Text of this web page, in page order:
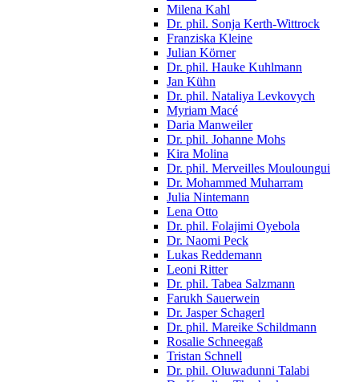
Milena Kahl
Dr. phil. Sonja Kerth-Wittrock
Franziska Kleine
Julian Körner
Dr. phil. Hauke Kuhlmann
Jan Kühn
Dr. phil. Nataliya Levkovych
Myriam Macé
Daria Manweiler
Dr. phil. Johanne Mohs
Kira Molina
Dr. phil. Merveilles Mouloungui
Dr. Mohammed Muharram
Julia Nintemann
Lena Otto
Dr. phil. Folajimi Oyebola
Dr. Naomi Peck
Lukas Reddemann
Leoni Ritter
Dr. phil. Tabea Salzmann
Farukh Sauerwein
Dr. Jasper Schagerl
Dr. phil. Mareike Schildmann
Rosalie Schneegaß
Tristan Schnell
Dr. phil. Oluwadunni Talabi